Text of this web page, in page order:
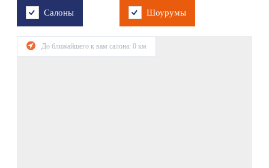
Салоны Шоурумы
До ближайшего к вам салона: 0 км